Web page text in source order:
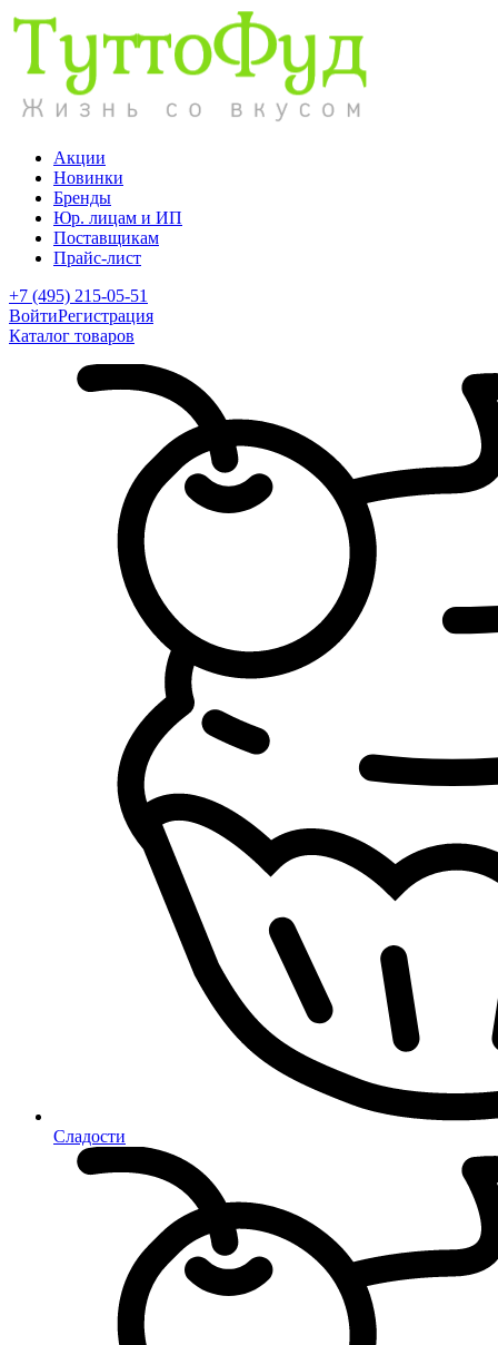
Акции
Новинки
Бренды
Юр. лицам и ИП
Поставщикам
Прайс-лист
+7 (495) 215-05-51
ВойтиРегистрация
Каталог товаров
Сладости